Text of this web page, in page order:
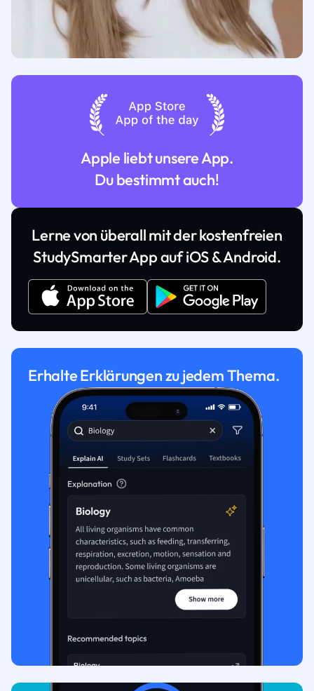
Apple liebt unsere App.
Du bestimmt auch!
Lerne von überall mit der kostenfreien
StudySmarter App auf iOS & Android.
Erhalte Erklärungen zu jedem Thema.